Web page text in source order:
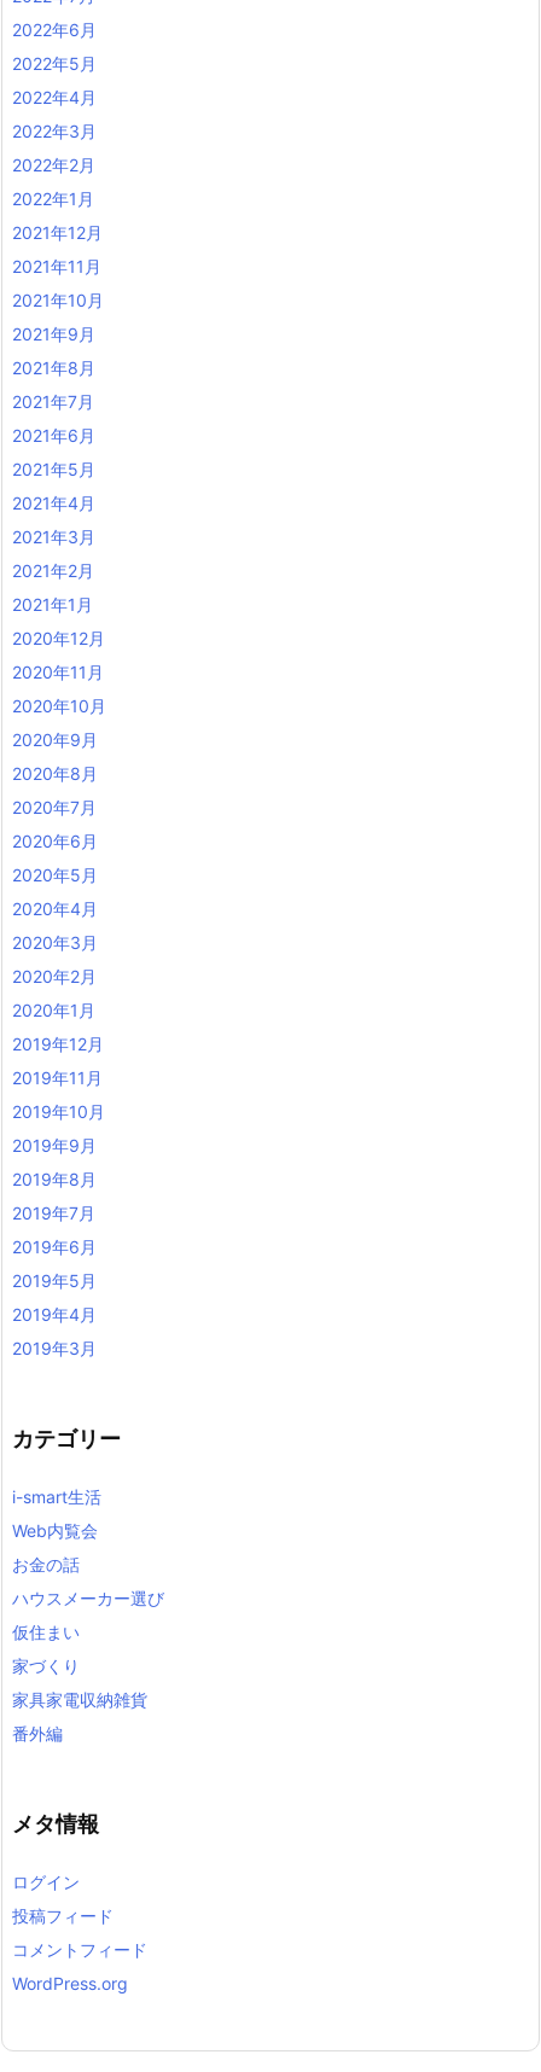
2022年6月
2022年5月
2022年4月
2022年3月
2022年2月
2022年1月
2021年12月
2021年11月
2021年10月
2021年9月
2021年8月
2021年7月
2021年6月
2021年5月
2021年4月
2021年3月
2021年2月
2021年1月
2020年12月
2020年11月
2020年10月
2020年9月
2020年8月
2020年7月
2020年6月
2020年5月
2020年4月
2020年3月
2020年2月
2020年1月
2019年12月
2019年11月
2019年10月
2019年9月
2019年8月
2019年7月
2019年6月
2019年5月
2019年4月
2019年3月
カテゴリー
i-smart生活
Web内覧会
お金の話
ハウスメーカー選び
仮住まい
家づくり
家具家電収納雑貨
番外編
メタ情報
ログイン
投稿フィード
コメントフィード
WordPress.org